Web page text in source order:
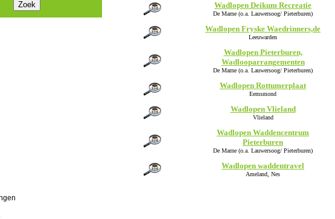
Wadlopen Deikum Recreatie
De Marne (o.a. Lauwersoog/ Pieterburen)
Wadlopen Fryske Waedrinners,de
Leeuwarden
Wadlopen Pieterburen,
Wadlooparrangementen
De Marne (o.a. Lauwersoog/ Pieterburen)
Wadlopen Rottumerplaat
Eemsmond
Wadlopen Vlieland
Vlieland
Wadlopen Waddencentrum
Pieterburen
De Marne (o.a. Lauwersoog/ Pieterburen)
Wadlopen waddentravel
Ameland, Nes